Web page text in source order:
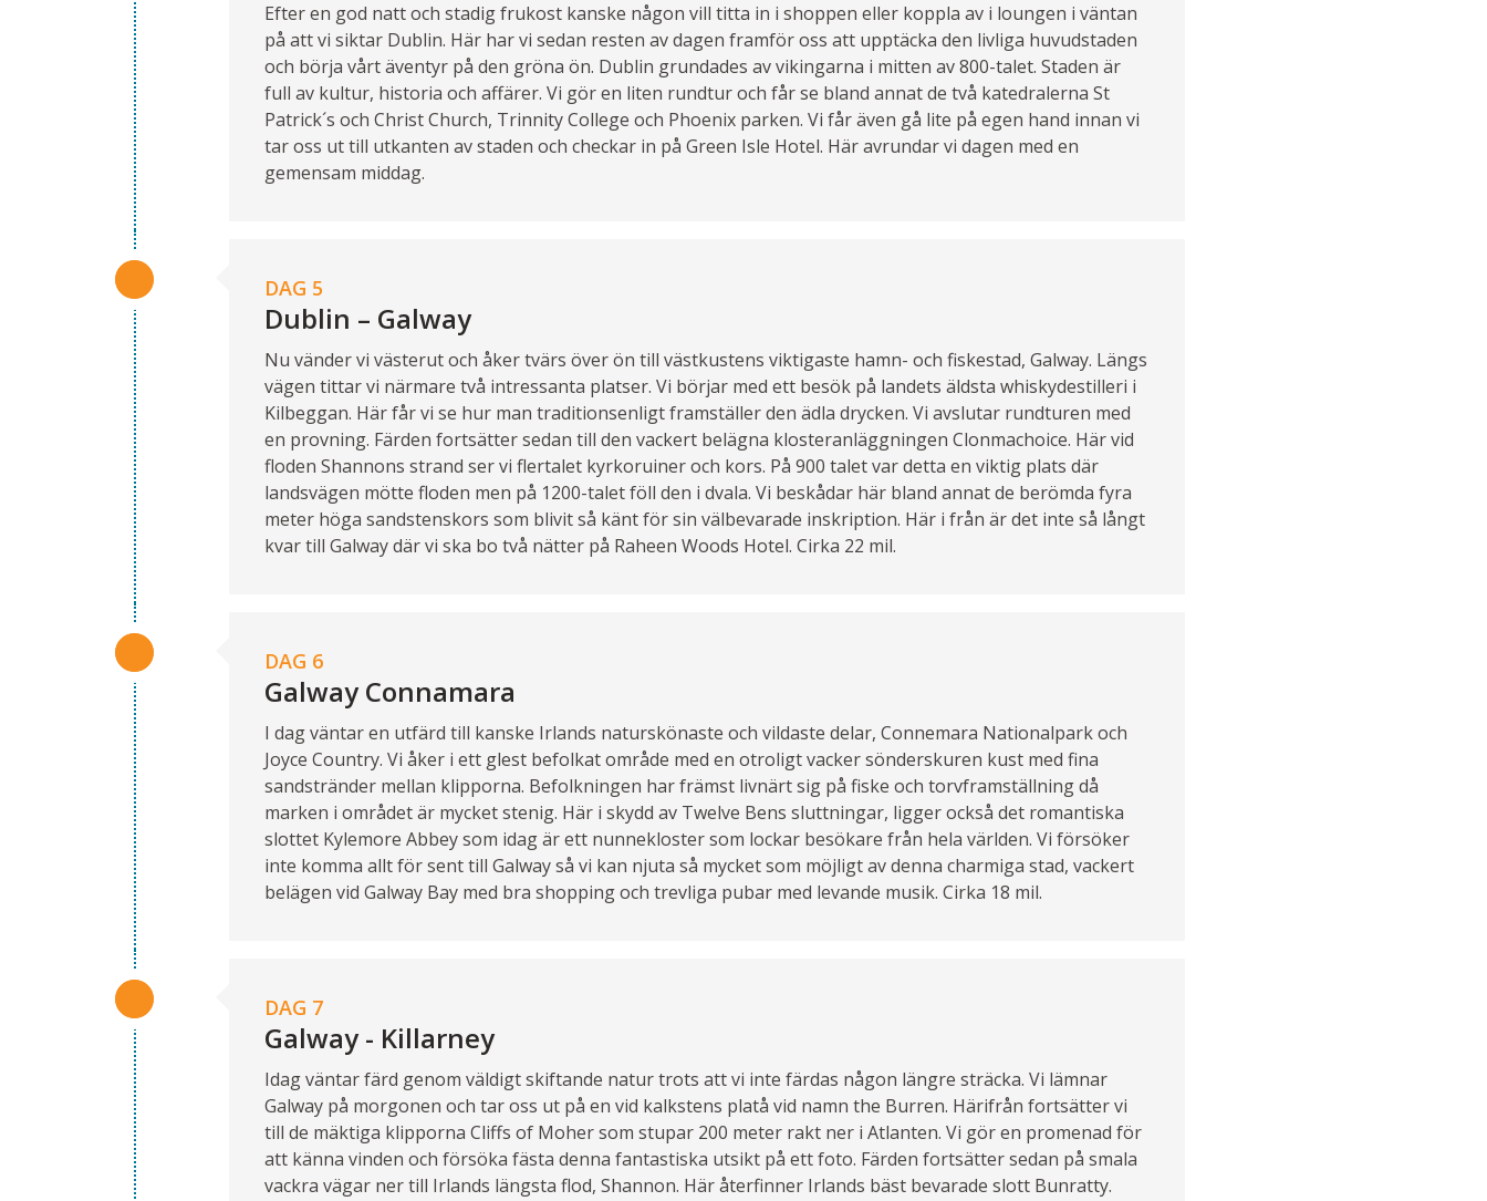
Efter en god natt och stadig frukost kanske någon vill titta in i shoppen eller koppla av i loungen i väntan
på att vi siktar Dublin. Här har vi sedan resten av dagen framför oss att upptäcka den livliga huvudstaden
och börja vårt äventyr på den gröna ön. Dublin grundades av vikingarna i mitten av 800-talet. Staden är
full av kultur, historia och affärer. Vi gör en liten rundtur och får se bland annat de två katedralerna St
Patrick´s och Christ Church, Trinnity College och Phoenix parken. Vi får även gå lite på egen hand innan vi
tar oss ut till utkanten av staden och checkar in på Green Isle Hotel. Här avrundar vi dagen med en
gemensam middag.
DAG 5
Dublin – Galway
Nu vänder vi västerut och åker tvärs över ön till västkustens viktigaste hamn- och fiskestad, Galway. Längs
vägen tittar vi närmare två intressanta platser. Vi börjar med ett besök på landets äldsta whiskydestilleri i
Kilbeggan. Här får vi se hur man traditionsenligt framställer den ädla drycken. Vi avslutar rundturen med
en provning. Färden fortsätter sedan till den vackert belägna klosteranläggningen Clonmachoice. Här vid
floden Shannons strand ser vi flertalet kyrkoruiner och kors. På 900 talet var detta en viktig plats där
landsvägen mötte floden men på 1200-talet föll den i dvala. Vi beskådar här bland annat de berömda fyra
meter höga sandstenskors som blivit så känt för sin välbevarade inskription. Här i från är det inte så långt
kvar till Galway där vi ska bo två nätter på Raheen Woods Hotel. Cirka 22 mil.
DAG 6
Galway Connamara
I dag väntar en utfärd till kanske Irlands naturskönaste och vildaste delar, Connemara Nationalpark och
Joyce Country. Vi åker i ett glest befolkat område med en otroligt vacker sönderskuren kust med fina
sandstränder mellan klipporna. Befolkningen har främst livnärt sig på fiske och torvframställning då
marken i området är mycket stenig. Här i skydd av Twelve Bens sluttningar, ligger också det romantiska
slottet Kylemore Abbey som idag är ett nunnekloster som lockar besökare från hela världen. Vi försöker
inte komma allt för sent till Galway så vi kan njuta så mycket som möjligt av denna charmiga stad, vackert
belägen vid Galway Bay med bra shopping och trevliga pubar med levande musik. Cirka 18 mil.
DAG 7
Galway - Killarney
Idag väntar färd genom väldigt skiftande natur trots att vi inte färdas någon längre sträcka. Vi lämnar
Galway på morgonen och tar oss ut på en vid kalkstens platå vid namn the Burren. Härifrån fortsätter vi
till de mäktiga klipporna Cliffs of Moher som stupar 200 meter rakt ner i Atlanten. Vi gör en promenad för
att känna vinden och försöka fästa denna fantastiska utsikt på ett foto. Färden fortsätter sedan på smala
vackra vägar ner till Irlands längsta flod, Shannon. Här återfinner Irlands bäst bevarade slott Bunratty.